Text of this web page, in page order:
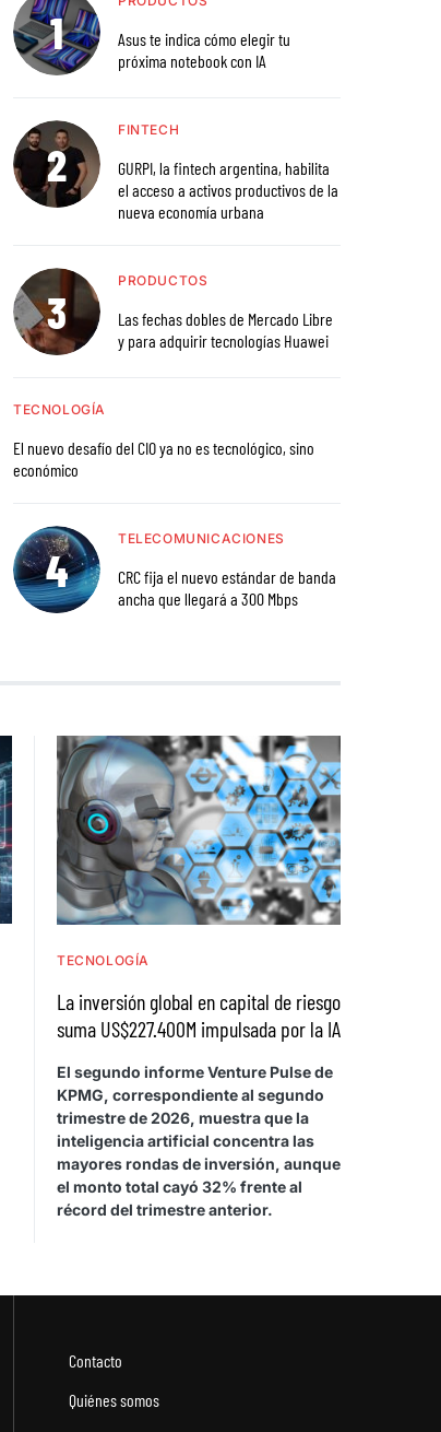
Asus te indica cómo elegir tu
próxima notebook con IA
FINTECH
GURPI, la fintech argentina, habilita
el acceso a activos productivos de la
nueva economía urbana
PRODUCTOS
Las fechas dobles de Mercado Libre
y para adquirir tecnologías Huawei
TECNOLOGÍA
El nuevo desafío del CIO ya no es tecnológico, sino
económico
TELECOMUNICACIONES
CRC fija el nuevo estándar de banda
ancha que llegará a 300 Mbps
TECNOLOGÍA
La inversión global en capital de riesgo
suma US$227.400M impulsada por la IA
El segundo informe Venture Pulse de
KPMG, correspondiente al segundo
trimestre de 2026, muestra que la
inteligencia artificial concentra las
mayores rondas de inversión, aunque
el monto total cayó 32% frente al
récord del trimestre anterior.
Contacto
Quiénes somos